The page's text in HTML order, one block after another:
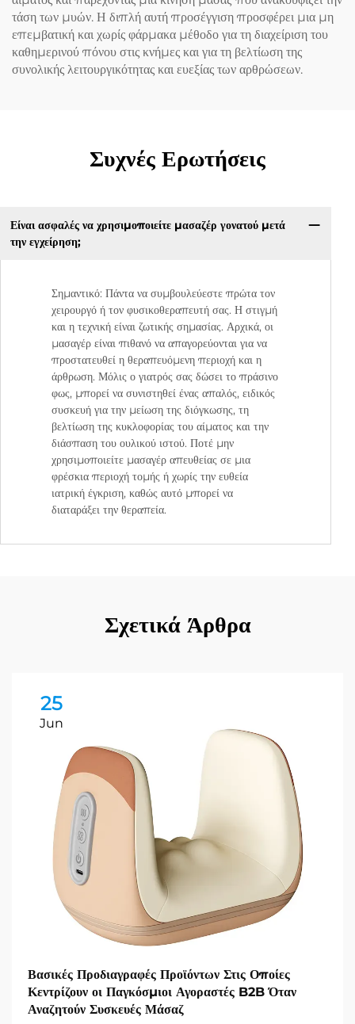
τάση των μυών. Η διπλή αυτή προσέγγιση προσφέρει μια μη
επεμβατική και χωρίς φάρμακα μέθοδο για τη διαχείριση του
καθημερινού πόνου στις κνήμες και για τη βελτίωση της
συνολικής λειτουργικότητας και ευεξίας των αρθρώσεων.
Συχνές Ερωτήσεις
Είναι ασφαλές να χρησιμοποιείτε μασαζέρ γονατού μετά
την εγχείρηση;
Σημαντικό: Πάντα να συμβουλεύεστε πρώτα τον
χειρουργό ή τον φυσικοθεραπευτή σας. Η στιγμή
και η τεχνική είναι ζωτικής σημασίας. Αρχικά, οι
μασαγέρ είναι πιθανό να απαγορεύονται για να
προστατευθεί η θεραπευόμενη περιοχή και η
άρθρωση. Μόλις ο γιατρός σας δώσει το πράσινο
φως, μπορεί να συνιστηθεί ένας απαλός, ειδικός
συσκευή για την μείωση της διόγκωσης, τη
βελτίωση της κυκλοφορίας του αίματος και την
διάσπαση του ουλικού ιστού. Ποτέ μην
χρησιμοποιείτε μασαγέρ απευθείας σε μια
φρέσκια περιοχή τομής ή χωρίς την ευθεία
ιατρική έγκριση, καθώς αυτό μπορεί να
διαταράξει την θεραπεία.
Σχετικά Άρθρα
25
Jun
Βασικές Προδιαγραφές Προϊόντων Στις Οποίες
Κεντρίζουν οι Παγκόσμιοι Αγοραστές B2B Όταν
Αναζητούν Συσκευές Μάσαζ